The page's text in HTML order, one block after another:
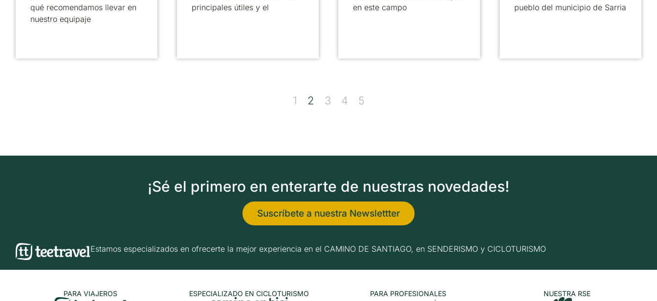
qué recomendamos llevar en
nuestro equipaje
principales útiles y el
en este campo
pueblo del municipio de Sarria
1 2 3 4 5
¡Sé el primero en enterarte de nuestras novedades!
Suscríbete a nuestra Newslettter
Estamos especializados en ofrecerte la mejor experiencia en el CAMINO DE SANTIAGO, en SENDERISMO y CICLOTURISMO
PARA VIAJEROS ESPECIALIZADO EN CICLOTURISMO PARA PROFESIONALES NUESTRA RSE